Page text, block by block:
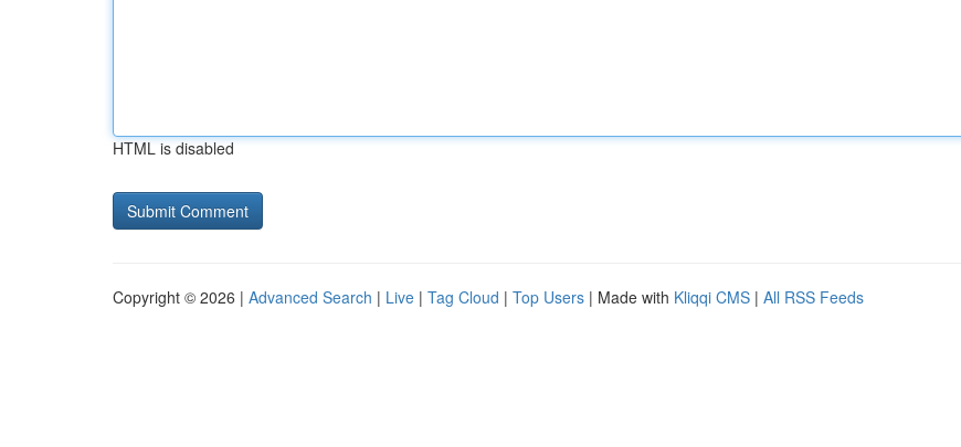
HTML is disabled
Copyright © 2026 | Advanced Search | Live | Tag Cloud | Top Users | Made with Kliqqi CMS | All RSS Feeds